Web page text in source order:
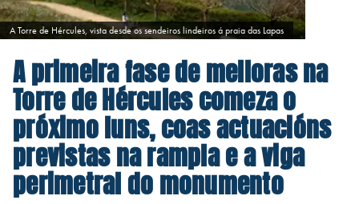
A Torre de Hércules, vista desde os sendeiros lindeiros á praia das Lapas
A primeira fase de melloras na
Torre de Hércules comeza o
próximo luns, coas actuacións
previstas na rampla e a viga
perimetral do monumento